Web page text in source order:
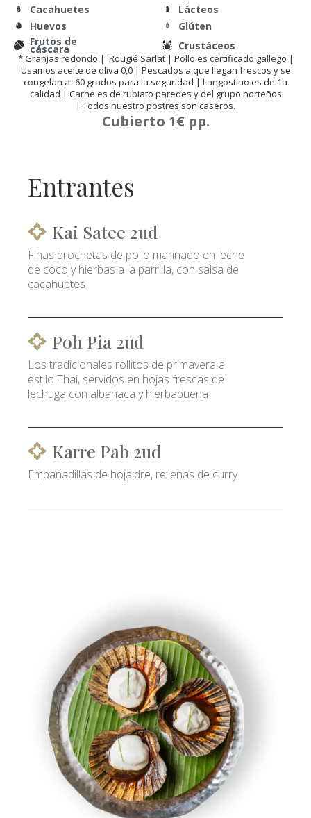
Cacahuetes
Lácteos
Huevos
Glúten
Frutos de
cáscara Crustáceos
* Granjas redondo | Rougié Sarlat | Pollo es certificado gallego |
Usamos aceite de oliva 0,0 | Pescados a que llegan frescos y se
congelan a -60 grados para la seguridad | Langostino es de 1a
calidad | Carne es de rubiato paredes y del grupo norteños
| Todos nuestro postres son caseros.
Cubierto 1€ pp.
Entrantes
Kai Satee 2ud
Finas brochetas de pollo marinado en leche
de coco y hierbas a la parrilla, con salsa de
cacahuetes
Poh Pia 2ud
Los tradicionales rollitos de primavera al
estilo Thai, servidos en hojas frescas de
lechuga con albahaca y hierbabuena
Karre Pab 2ud
Empanadillas de hojaldre, rellenas de curry